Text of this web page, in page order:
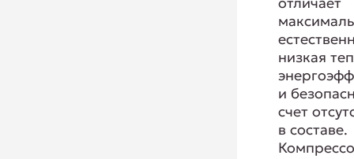
низкая
и
счет
в составе.